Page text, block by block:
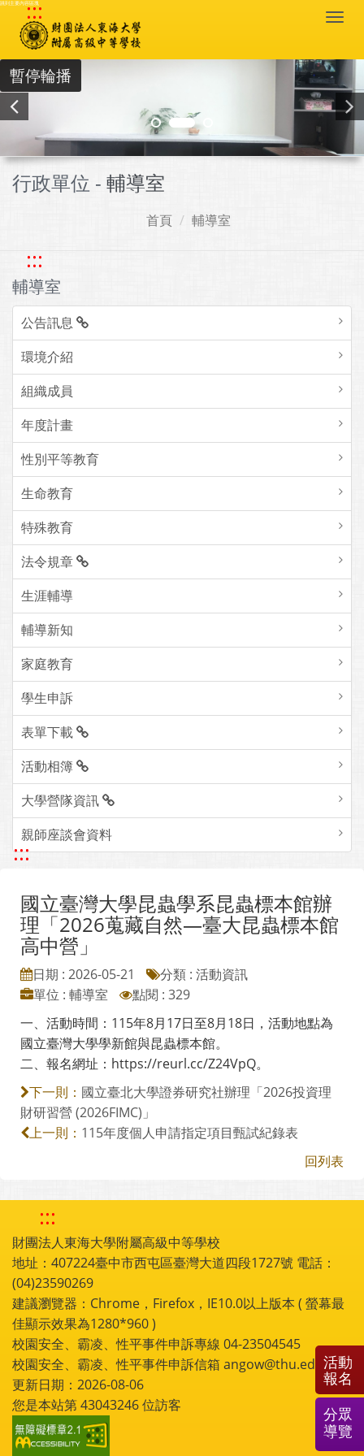
跳到主要內容區塊
:::
暫停輪播
行政單位 - 輔導室
首頁 輔導室
:::
輔導室
公告訊息
環境介紹
組織成員
年度計畫
性別平等教育
生命教育
特殊教育
法令規章
生涯輔導
輔導新知
家庭教育
學生申訴
表單下載
活動相簿
大學營隊資訊
親師座談會資料
:::
國立臺灣大學昆蟲學系昆蟲標本館辦
理「2026蒐藏自然—臺大昆蟲標本館
高中營」
日期 : 2026-05-21
分類 : 活動資訊
單位 : 輔導室
點閱 : 329
一、活動時間：115年8月17日至8月18日，活動地點為
國立臺灣大學學新館與昆蟲標本館。
二、報名網址：https://reurl.cc/Z24VpQ。
下一則： 國立臺北大學證券研究社辦理「2026投資理
財研習營 (2026FIMC)」
上一則： 115年度個人申請指定項目甄試紀錄表
回列表
:::
財團法人東海大學附屬高級中等學校
地址：407224臺中市西屯區臺灣大道四段1727號 電話：
(04)23590269
建議瀏覽器：Chrome，Firefox，IE10.0以上版本 ( 螢幕最
佳顯示效果為1280*960 )
校園安全、霸凌、性平事件申訴專線 04-23504545
校園安全、霸凌、性平事件申訴信箱 angow@thu.edu.tw
更新日期：2026-08-06
您是本站第43043246位訪客
活動
報名
分眾
導覽